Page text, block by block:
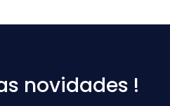
novidades !